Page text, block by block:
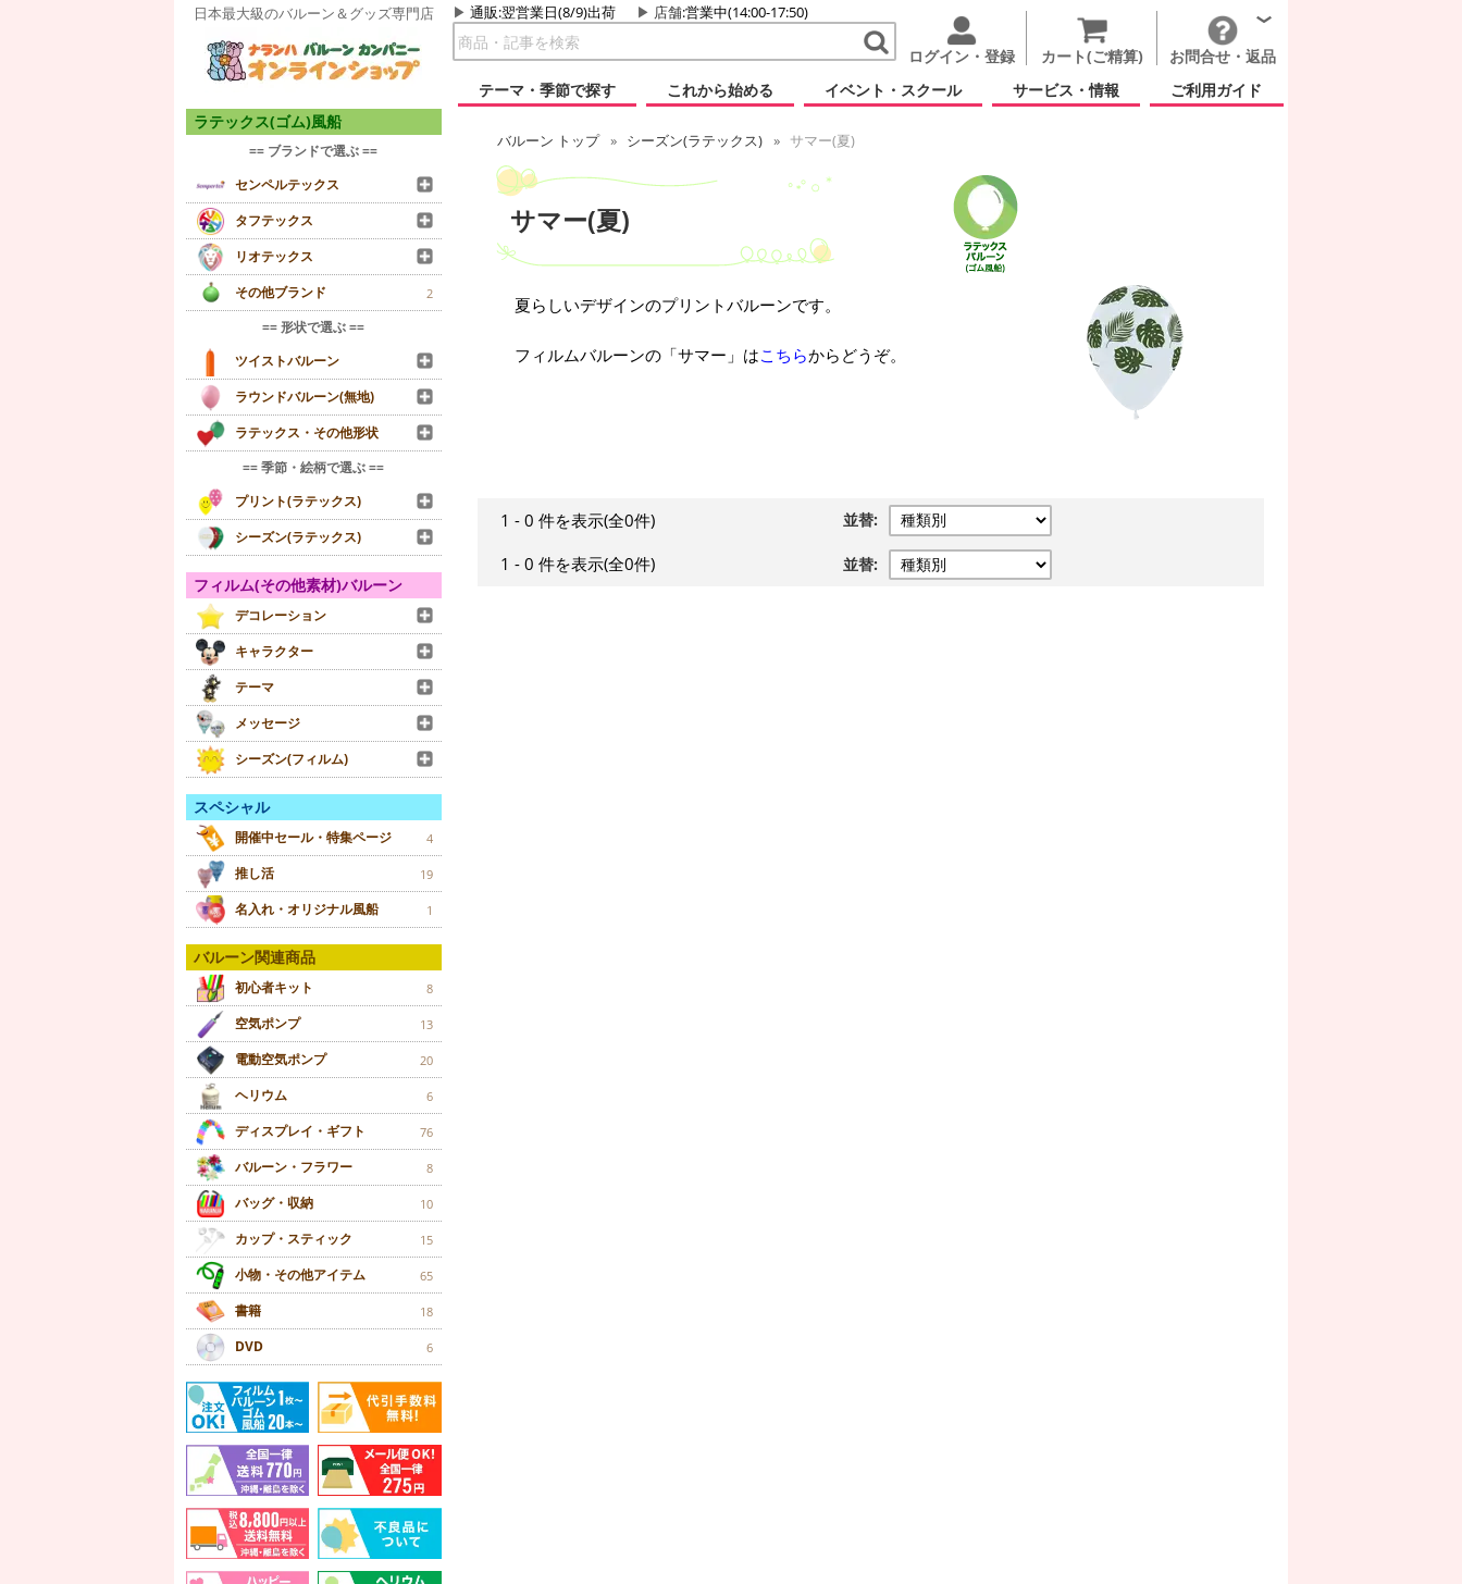
日本最大級のバルーン＆グッズ専門店 通販:翌営業日(8/9)出荷 店舗:営業中(14:00-17:50)
ログイン・登録 カート(ご精算)
お問合せ・返品
テーマ・季節で探す
これから始める イベント・スクール サービス・情報 ご利用ガイド
ラテックス(ゴム)風船
== ブランドで選ぶ ==
センペルテックス
タフテックス
リオテックス
その他ブランド
2
== 形状で選ぶ ==
ツイストバルーン
ラウンドバルーン(無地)
ラテックス・その他形状
== 季節・絵柄で選ぶ ==
プリント(ラテックス)
シーズン(ラテックス)
フィルム(その他素材)バルーン
デコレーション
キャラクター
テーマ
メッセージ
シーズン(フィルム)
スペシャル
開催中セール・特集ページ 4
推し活 19
名入れ・オリジナル風船 1
バルーン関連商品
初心者キット 8
空気ポンプ 13
電動空気ポンプ 20
ヘリウム 6
ディスプレイ・ギフト 76
バルーン・フラワー 8
バッグ・収納 10
カップ・スティック 15
小物・その他アイテム 65
書籍 18
DVD 6
バルーン トップ シーズン(ラテックス) サマー(夏)
サマー(夏)
夏らしいデザインのプリントバルーンです。
フィルムバルーンの「サマー」はこちらからどうぞ。
1 - 0 件を表示(全0件) 並替:
1 - 0 件を表示(全0件) 並替: